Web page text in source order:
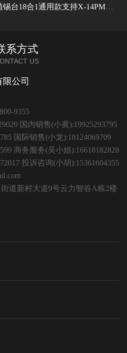
下一篇：i2C Syn14中层植锡台18合1通用款支持X-14PM全系列精准定位主板
系方式
US
公司
9355
国内销售(小黄):19925293795
国际销售(小龙):18124069709
商务服务(吴小姐):16618182828
投诉咨询(小胡):15361604355
道新村大道9号云力智谷A栋2楼